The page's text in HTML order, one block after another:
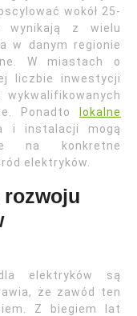
wokół 25-
wynikają z wielu
w danym regionie
W miastach o
liczbie inwestycji
wykwalifikowanych
Ponadto
lokalne
i instalacji mogą
na konkretne
elektryków.
elektryków są
że zawód ten
Z biegiem lat